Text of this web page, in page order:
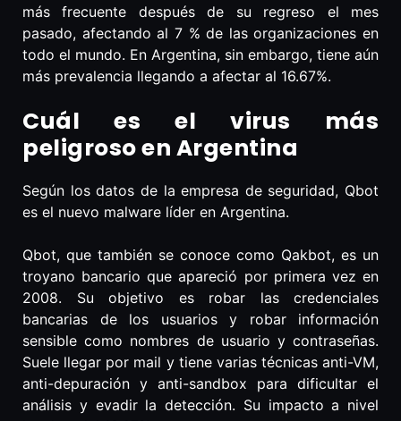
más frecuente después de su regreso el mes
pasado, afectando al 7 % de las organizaciones en
todo el mundo. En Argentina, sin embargo, tiene aún
más prevalencia llegando a afectar al 16.67%.
Cuál es el virus más
peligroso en Argentina
Según los datos de la empresa de seguridad, Qbot
es el nuevo malware líder en Argentina.
Qbot, que también se conoce como Qakbot, es un
troyano bancario que apareció por primera vez en
2008. Su objetivo es robar las credenciales
bancarias de los usuarios y robar información
sensible como nombres de usuario y contraseñas.
Suele llegar por mail y tiene varias técnicas anti-VM,
anti-depuración y anti-sandbox para dificultar el
análisis y evadir la detección. Su impacto a nivel